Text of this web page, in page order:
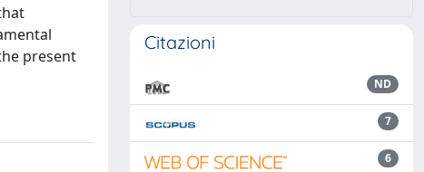
present
Citazioni
ND
7
6